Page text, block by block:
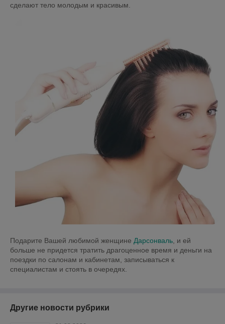
сделают тело молодым и красивым.
Подарите Вашей любимой женщине Дарсонваль , и ей
больше не придется тратить драгоценное время и деньги на
поездки по салонам и кабинетам, записываться к
специалистам и стоять в очередях.
Другие новости рубрики